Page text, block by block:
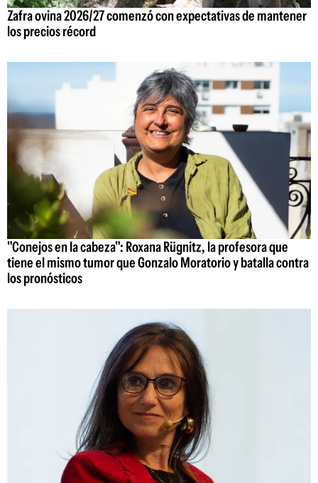
Zafra ovina 2026/27 comenzó con expectativas de mantener
los precios récord
"Conejos en la cabeza": Roxana Rügnitz, la profesora que
tiene el mismo tumor que Gonzalo Moratorio y batalla contra
los pronósticos